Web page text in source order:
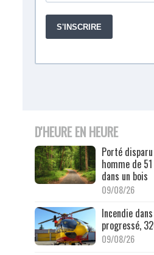
D'HEURE EN HEURE
Porté
homme de
dans un bois
09/08/26
Incendie
progressé,
09/08/26